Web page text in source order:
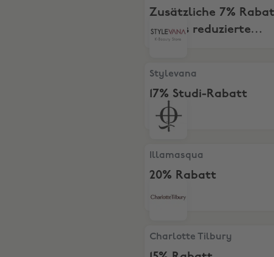
Zusätzliche 7%
bereits reduzierte
Stylevana, 17% Studi-Rabatt
Stylevana
17% Studi-Rabatt
Illamasqua, 20% Rabatt
Illamasqua
20% Rabatt
Charlotte Tilbury, 15% Rabatt
Charlotte Tilbury